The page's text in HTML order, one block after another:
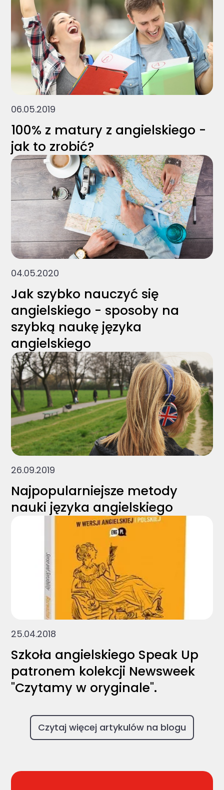
06.05.2019
100% z matury z angielskiego -
jak to zrobić?
04.05.2020
Jak szybko nauczyć się
angielskiego - sposoby na
szybką naukę języka
angielskiego
26.09.2019
Najpopularniejsze metody
nauki języka angielskiego
25.04.2018
Szkoła angielskiego Speak Up
patronem kolekcji Newsweek
"Czytamy w oryginale".
Czytaj więcej artykulów na blogu